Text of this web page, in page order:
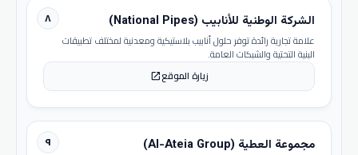
٨ الشركة الوطنية للأنابيب (National Pipes)
علامة تجارية رائدة توفر حلول أنابيب بلاستيكية ومعدنية لمختلف تطبيقات
البنية التحتية والشبكات العامة.
زيارة الموقعopen_in_new
٩ مجموعة العطية (Al-Ateia Group)